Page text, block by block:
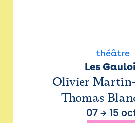
théâtre
Les
Olivier
Thomas
07→ 15